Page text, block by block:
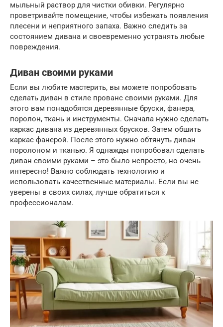
мыльный раствор для чистки обивки. Регулярно
проветривайте помещение, чтобы избежать появления
плесени и неприятного запаха. Важно следить за
состоянием дивана и своевременно устранять любые
повреждения.
Диван своими руками
Если вы любите мастерить, вы можете попробовать
сделать диван в стиле прованс своими руками. Для
этого вам понадобятся деревянные бруски, фанера,
поролон, ткань и инструменты. Сначала нужно сделать
каркас дивана из деревянных брусков. Затем обшить
каркас фанерой. После этого нужно обтянуть диван
поролоном и тканью. Я однажды попробовал сделать
диван своими руками – это было непросто, но очень
интересно! Важно соблюдать технологию и
использовать качественные материалы. Если вы не
уверены в своих силах, лучше обратиться к
профессионалам.